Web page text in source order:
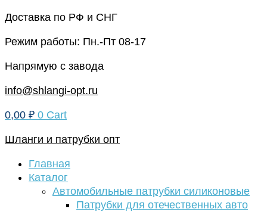
Перейти
содержимому
Доставка по РФ и СНГ
Режим работы: Пн.-Пт 08-17
Напрямую с завода
info@shlangi-opt.ru
0,00 ₽ 0 Cart
Шланги и патрубки опт
Главная
Каталог
Автомобильные патрубки силиконовые
Патрубки для отечественных авто